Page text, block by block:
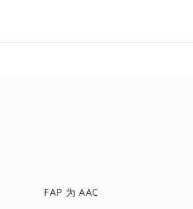
FAP 为 AAC